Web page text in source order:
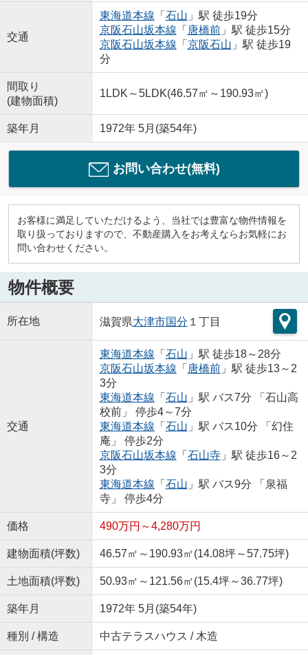
交通
東海道本線 「 石山 」駅 徒歩19分
京阪石山坂本線 「 唐橋前」駅 徒歩15分
京阪石山坂本線 「 京阪石山 」駅 徒歩19
分
間取り
(建物面積)
1LDK～5LDK(46.57㎡～190.93㎡)
築年月 1972年 5月(築54年)
お問い合わせ(無料)
お客様に満足していただけるよう、当社では豊富な物件情報を
取り扱っておりますので、不動産購入をお考えならお気軽にお
問い合わせください。
物件概要
所在地 滋賀県大津市国分 １丁目
交通
東海道本線 「 石山 」駅 徒歩18～28分
京阪石山坂本線 「 唐橋前」駅 徒歩13～2
3分
東海道本線 「 石山 」駅 バス7分 「石山高
校前」 停歩4～7分
東海道本線 「 石山 」駅 バス10分 「幻住
庵」 停歩2分
京阪石山坂本線 「 石山寺」駅 徒歩16～2
3分
東海道本線 「 石山 」駅 バス9分 「泉福
寺」 停歩4分
価格 490万円～4,280万円
建物面積(坪数) 46.57㎡～190.93㎡(14.08坪～57.75坪)
土地面積(坪数) 50.93㎡～121.56㎡(15.4坪～36.77坪)
築年月 1972年 5月(築54年)
種別 / 構造 中古テラスハウス / 木造